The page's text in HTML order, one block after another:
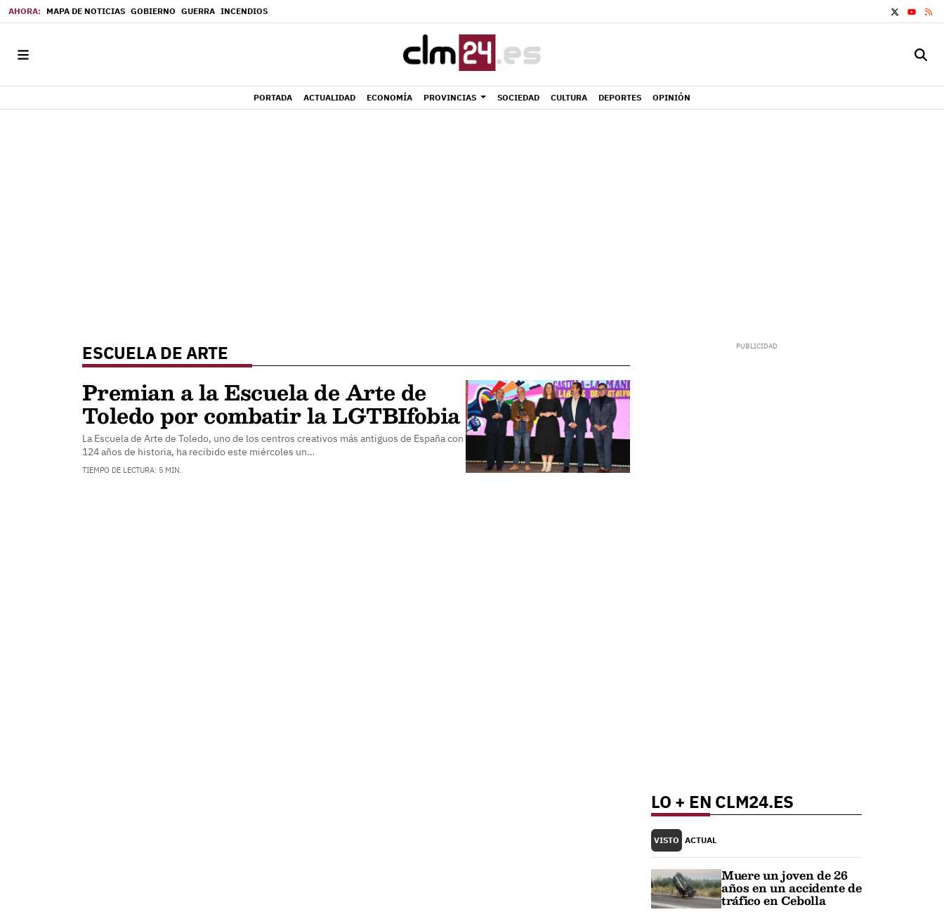
MAPA DE NOTICIAS GOBIERNO GUERRA INCENDIOS
YOUTUBE
PORTADA ACTUALIDAD ECONOMÍA PROVINCIAS SOCIEDAD CULTURA DEPORTES OPINIÓN
ESCUELA DE ARTE
Premian a la Escuela de Arte de
Toledo por combatir la LGTBIfobia
La Escuela de Arte de Toledo, uno de los centros creativos más antiguos de España con
124 años de historia, ha recibido este miércoles un…
TIEMPO DE LECTURA: 5 MIN.
LO + EN CLM24.ES
VISTO ACTUAL
Muere un joven de 26
años en un accidente de
tráfico en Cebolla